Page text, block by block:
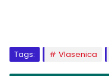
Tags: Vlasenica